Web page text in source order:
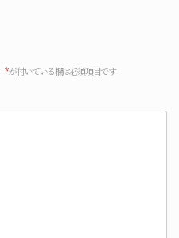
*が付いている欄は必須項目です